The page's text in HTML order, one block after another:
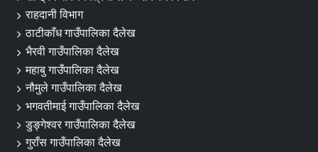
राहदानी विभाग
ठाटीकाँध गाउँपालिका दैलेख
भैरवी गाउँपालिका दैलेख
महाबु गाउँपालिका दैलेख
नौमुले गाउँपालिका दैलेख
भगवतीमाई गाउँपालिका दैलेख
डुङ्गेश्वर गाउँपालिका दैलेख
गुराँस गाउँपालिका दैलेख